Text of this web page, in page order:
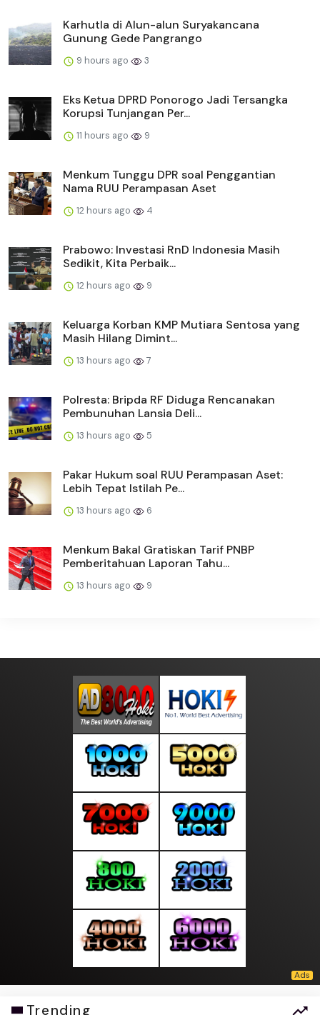
Karhutla di Alun-alun Suryakancana
Gunung Gede Pangrango
9 hours ago 3
Eks Ketua DPRD Ponorogo Jadi Tersangka
Korupsi Tunjangan Per...
11 hours ago 9
Menkum Tunggu DPR soal Penggantian
Nama RUU Perampasan Aset
12 hours ago 4
Prabowo: Investasi RnD Indonesia Masih
Sedikit, Kita Perbaik...
12 hours ago 9
Keluarga Korban KMP Mutiara Sentosa yang
Masih Hilang Dimint...
13 hours ago 7
Polresta: Bripda RF Diduga Rencanakan
Pembunuhan Lansia Deli...
13 hours ago 5
Pakar Hukum soal RUU Perampasan Aset:
Lebih Tepat Istilah Pe...
13 hours ago 6
Menkum Bakal Gratiskan Tarif PNBP
Pemberitahuan Laporan Tahu...
13 hours ago 9
Trending